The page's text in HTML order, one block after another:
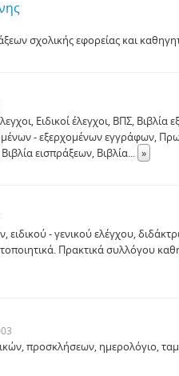
σχολικής εφορείας και
Ειδικοί έλεγχοι, ΒΠΣ, Βιβλία
- εξερχομένων εγγράφων,
εισπράξεων, Βιβλία... »
ειδικού - γενικού ελέγχου,
Πρακτικά συλλόγου
προσκλήσεων, ημερολόγιο,